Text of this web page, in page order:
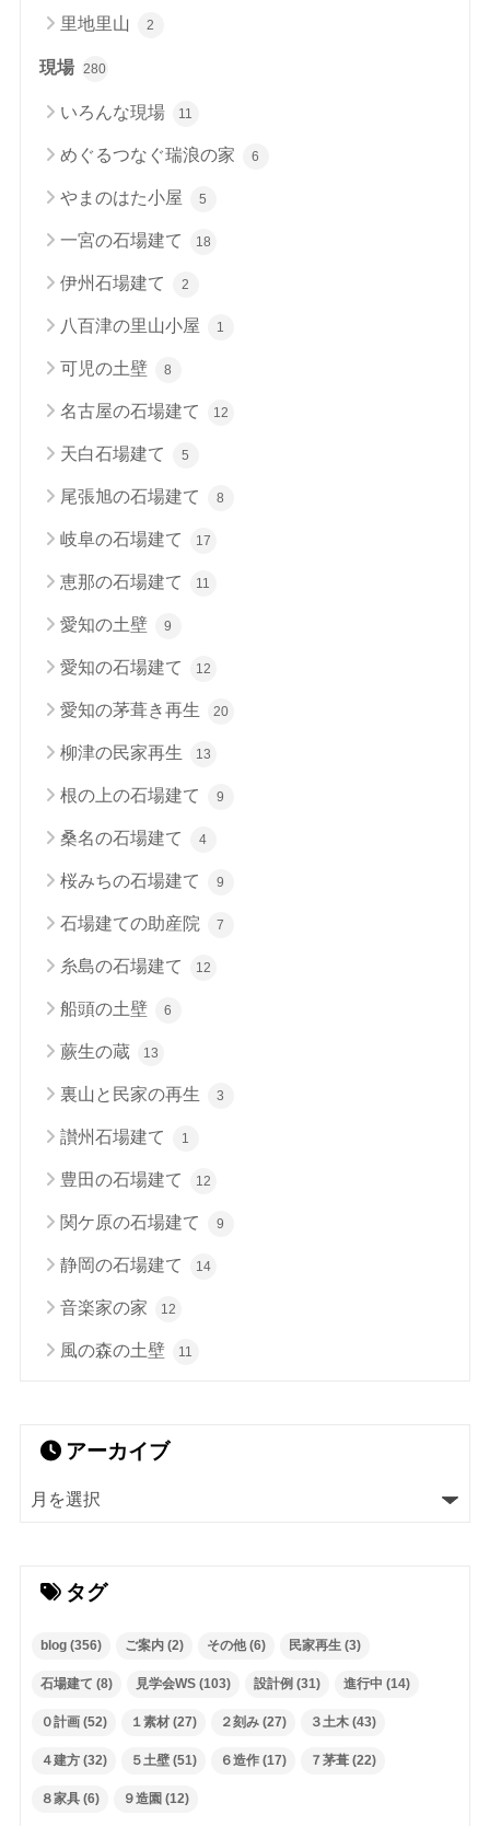
里地里山 2
現場 280
いろんな現場 11
めぐるつなぐ瑞浪の家 6
やまのはた小屋 5
一宮の石場建て 18
伊州石場建て 2
八百津の里山小屋 1
可児の土壁 8
名古屋の石場建て 12
天白石場建て 5
尾張旭の石場建て 8
岐阜の石場建て 17
恵那の石場建て 11
愛知の土壁 9
愛知の石場建て 12
愛知の茅葺き再生 20
柳津の民家再生 13
根の上の石場建て 9
桑名の石場建て 4
桜みちの石場建て 9
石場建ての助産院 7
糸島の石場建て 12
船頭の土壁 6
蕨生の蔵 13
裏山と民家の再生 3
讃州石場建て 1
豊田の石場建て 12
関ケ原の石場建て 9
静岡の石場建て 14
音楽家の家 12
風の森の土壁 11
アーカイブ
タグ
blog(356) ご案内(2) その他(6) 民家再生(3)
石場建て (8) 見学会WS(103) 設計例 (31) 進行中 (14)
０計画(52) １素材(27) ２刻み(27) ３土木(43)
４建方(32) ５土壁(51) ６造作(17) ７茅葺(22)
８家具(6) ９造園 (12)